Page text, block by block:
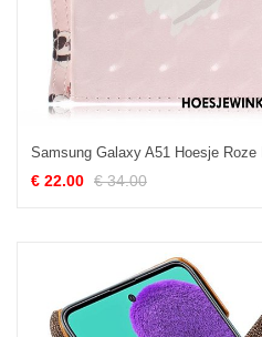
€ 22.00 € 34.00